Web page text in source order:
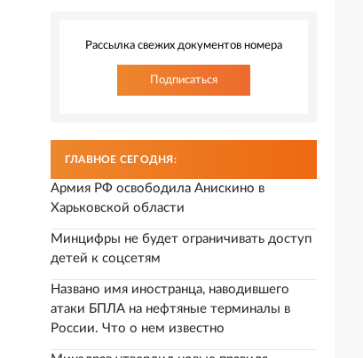
Рассылка свежих документов номера
Подписаться
ГЛАВНОЕ СЕГОДНЯ:
Армия РФ освободила Анискино в
Харьковской области
Минцифры не будет ограничивать доступ
детей к соцсетям
Названо имя иностранца, наводившего
атаки БПЛА на нефтяные терминалы в
России. Что о нем известно